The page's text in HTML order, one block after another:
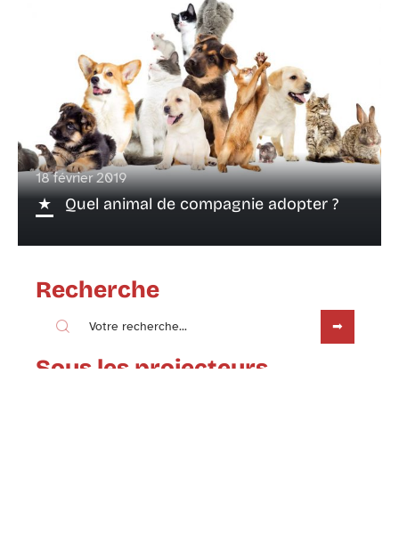
18 février 2019
Quel animal de compagnie adopter ?
Recherche
Sous les projecteurs